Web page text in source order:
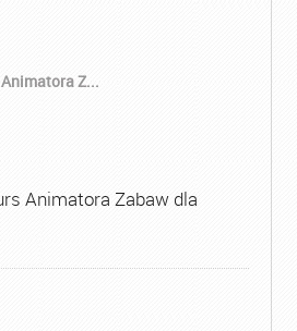
Z...
Animatora Zabaw dla